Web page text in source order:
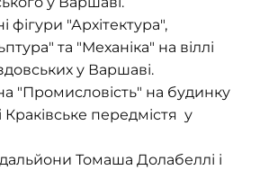
фігури "Архітектура",
та "Механіка" на віллі
у Варшаві.
"Промисловість" на будинку
передмістя у
Томаша Долабеллі і